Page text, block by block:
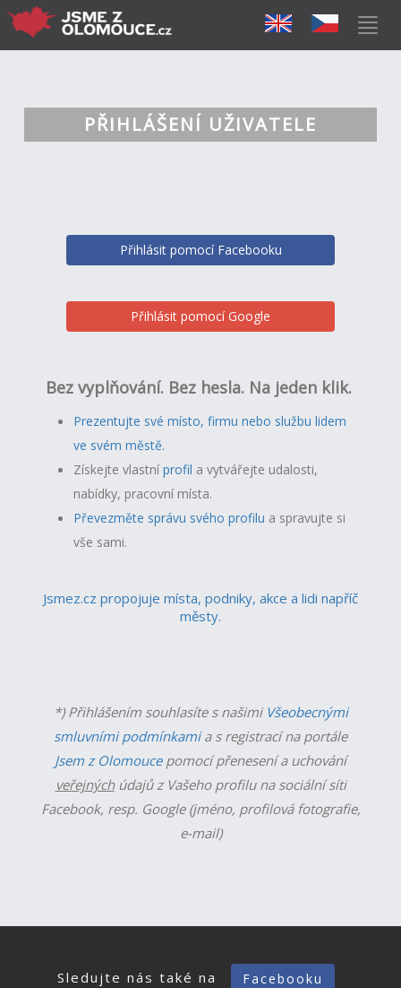
PŘIHLÁŠENÍ UŽIVATELE
Přihlásit pomocí Facebooku
Přihlásit pomocí Google
Bez vyplňování. Bez hesla. Na jeden klik.
Prezentujte své místo, firmu nebo službu lidem
ve svém městě.
Získejte vlastníprofil a vytvářejte udalosti,
nabídky, pracovní místa.
Převezměte správu svého profilu a spravujte si
vše sami.
Jsmez.cz propojuje místa, podniky, akce a lidi napříč
městy.
*) Přihlášením souhlasíte s našimi Všeobecnými
smluvními podmínkamia s registrací na portále
Jsem z Olomoucepomocí přenesení a uchování
veřejnýchúdajů z Vašeho profilu na sociální síti
Facebook, resp. Google (jméno, profilová fotografie,
e-mail)
Sledujte nás také na Facebooku